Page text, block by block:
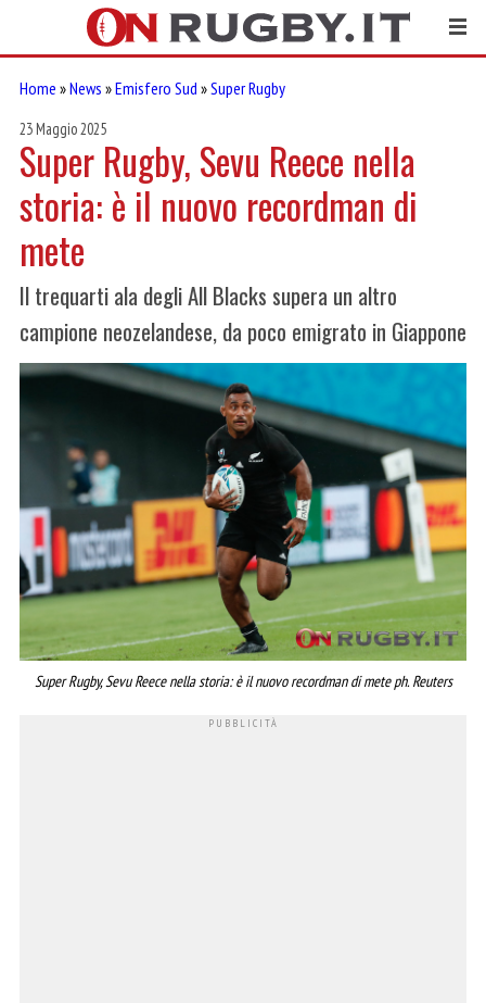
Home »News »Emisfero Sud »Super Rugby
23 Maggio 2025
Super Rugby, Sevu Reece nella
storia: è il nuovo recordman di
mete
Il trequarti ala degli All Blacks supera un altro
campione neozelandese, da poco emigrato in Giappone
Super Rugby, Sevu Reece nella storia: è il nuovo recordman di mete ph. Reuters